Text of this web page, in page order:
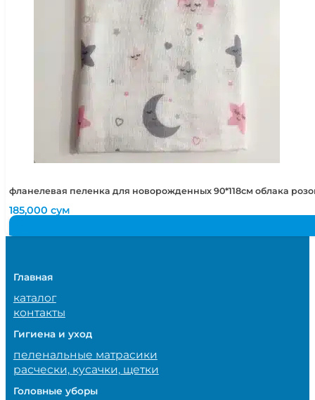
фланелевая пеленка для новорожденных 90*118см облака
185,000сум
Главная
каталог
контакты
Гигиена и уход
пеленальные матрасики
расчески, кусачки, щетки
Головные уборы